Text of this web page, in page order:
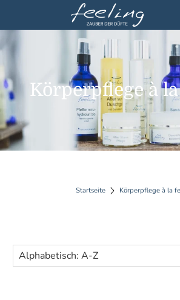
Körperpflege à
Startseite Körperpflege à la